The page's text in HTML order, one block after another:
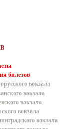
билетов
вокзала
вокзала
вокзала
вокзала
вокзала